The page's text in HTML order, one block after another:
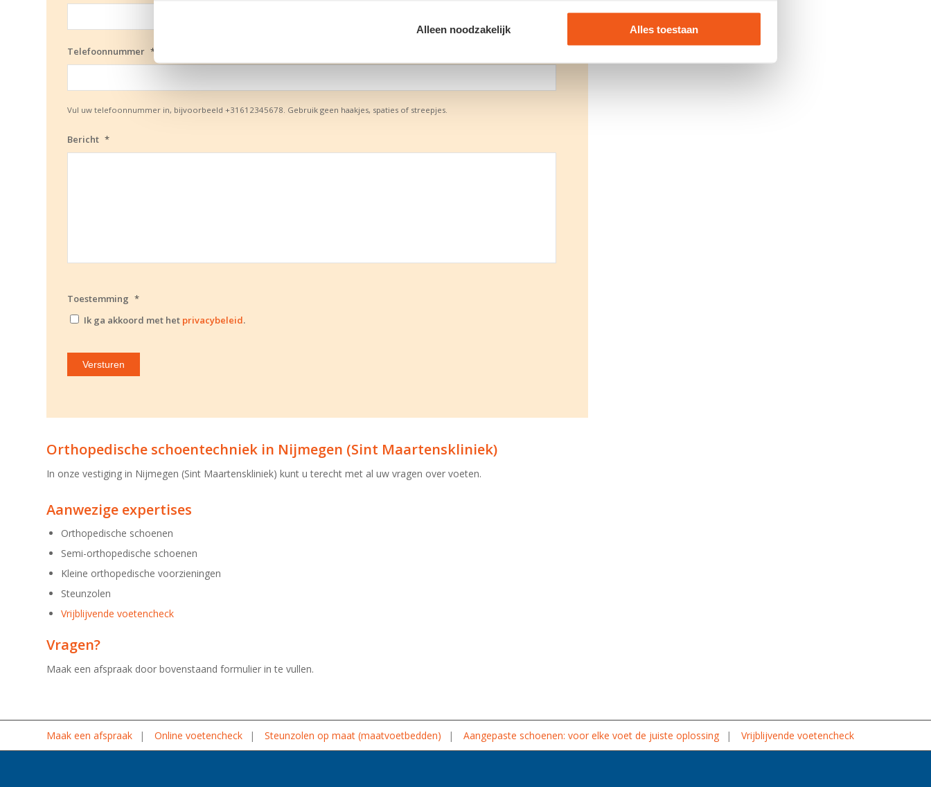
Alleen noodzakelijk Alles toestaan
Telefoonnummer *
Vul uw telefoonnummer in, bijvoorbeeld +31612345678. Gebruik geen haakjes, spaties of streepjes.
Bericht *
Toestemming *
Ik ga akkoord met het privacybeleid.
Orthopedische schoentechniek in Nijmegen (Sint Maartenskliniek)
In onze vestiging in Nijmegen (Sint Maartenskliniek) kunt u terecht met al uw vragen over voeten.
Aanwezige expertises
Orthopedische schoenen
Semi-orthopedische schoenen
Kleine orthopedische voorzieningen
Steunzolen
Vrijblijvende voetencheck
Vragen?
Maak een afspraak door bovenstaand formulier in te vullen.
Maak een afspraak Online voetencheck Steunzolen op maat (maatvoetbedden) Aangepaste schoenen: voor elke voet de juiste oplossing Vrijblijvende voetencheck